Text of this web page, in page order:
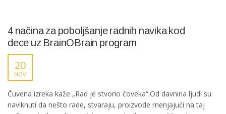
4 načina za poboljšanje radnih navika kod
dece uz BrainOBrain program
20
NOV
Čuvena izreka kaže „Rad je stvorio čoveka“.Od davnina ljudi su
naviknuti da nešto rade, stvaraju, proizvode menjajući na taj